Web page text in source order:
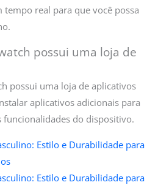
tempo real para que você possa
possui uma loja de
possui uma loja de aplicativos
aplicativos adicionais para
funcionalidades do dispositivo.
Estilo e Durabilidade para
Estilo e Durabilidade para